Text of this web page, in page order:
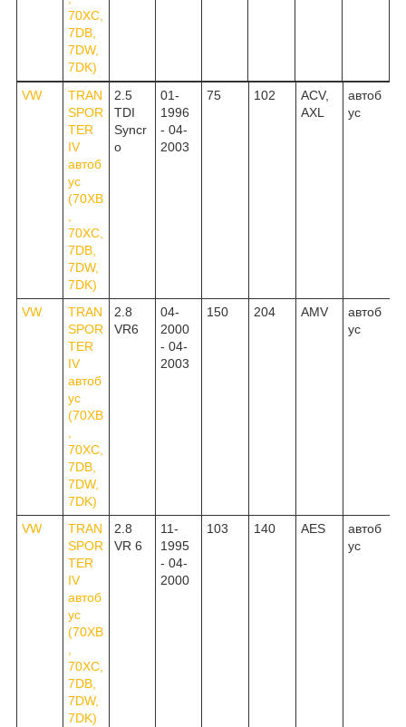
70XC,
7DB,
7DW,
7DK)
VW
TRAN
SPOR
TER
IV
автоб
ус
(70XB
70XC,
7DB,
7DW,
7DK)
2.5
TDI
Syncr
o
01-
1996
- 04-
2003
75 102
ACV,
AXL
автоб
ус
VW
TRAN
SPOR
TER
IV
автоб
ус
(70XB
70XC,
7DB,
7DW,
7DK)
2.8
VR6
04-
2000
- 04-
2003
150 204 AMV
автоб
ус
VW
TRAN
SPOR
TER
IV
автоб
ус
(70XB
70XC,
7DB,
7DW,
7DK)
2.8
VR 6
11-
1995
- 04-
2000
103 140 AES
автоб
ус